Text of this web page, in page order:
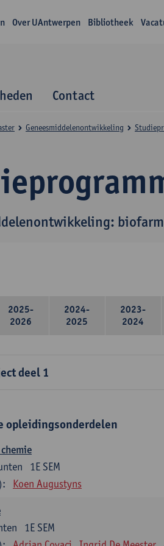
Over UAntwerpen Bibliotheek
Contact
Geneesmiddelenontwikkeling
2025-
2026
2024-
2025
2023-
2024
deel 1
opleidingsonderdelen
1E SEM
Koen Augustyns
1E SEM